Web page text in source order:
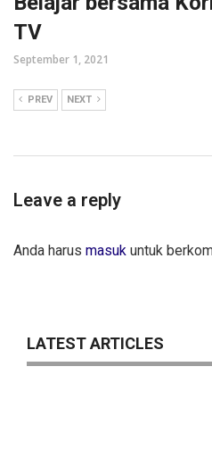
TV
September 1, 2021
PREV NEXT
Leave a reply
Anda harus masuk untuk
LATEST ARTICLES